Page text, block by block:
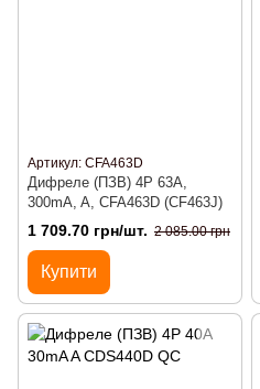
Артикул: CFA463D
Дифреле (ПЗВ) 4P 63A,
300mA, A, CFA463D (CF463J)
1 709.70 грн/шт. 2 085.00 грн
Купити